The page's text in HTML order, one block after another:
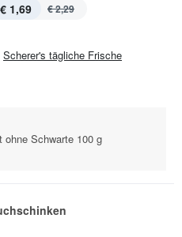
€ 1,69 € 2,29
Scherer's tägliche Frische
ohne Schwarte 100 g